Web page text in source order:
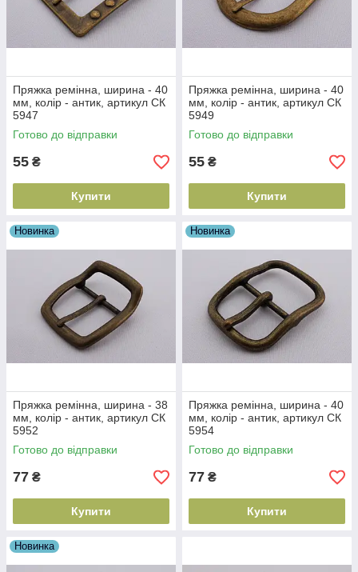
Пряжка ремінна, ширина - 40
мм, колір - антик, артикул СК
5947
Готово до відправки
55 ₴
Купити
Пряжка ремінна, ширина - 40
мм, колір - антик, артикул СК
5949
Готово до відправки
55 ₴
Купити
Новинка
Пряжка ремінна, ширина - 38
мм, колір - антик, артикул СК
5952
Готово до відправки
77 ₴
Купити
Новинка
Пряжка ремінна, ширина - 40
мм, колір - антик, артикул СК
5954
Готово до відправки
77 ₴
Купити
Новинка